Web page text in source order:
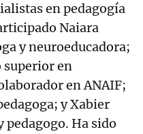
en pedagogía
Naiara
y neuroeducadora;
superior en
en ANAIF;
y Xabier
pedagogo. Ha sido